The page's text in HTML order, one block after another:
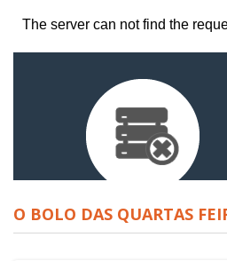
O BOLO DAS QUARTAS